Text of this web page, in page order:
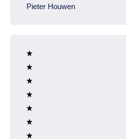
Pieter Houwen